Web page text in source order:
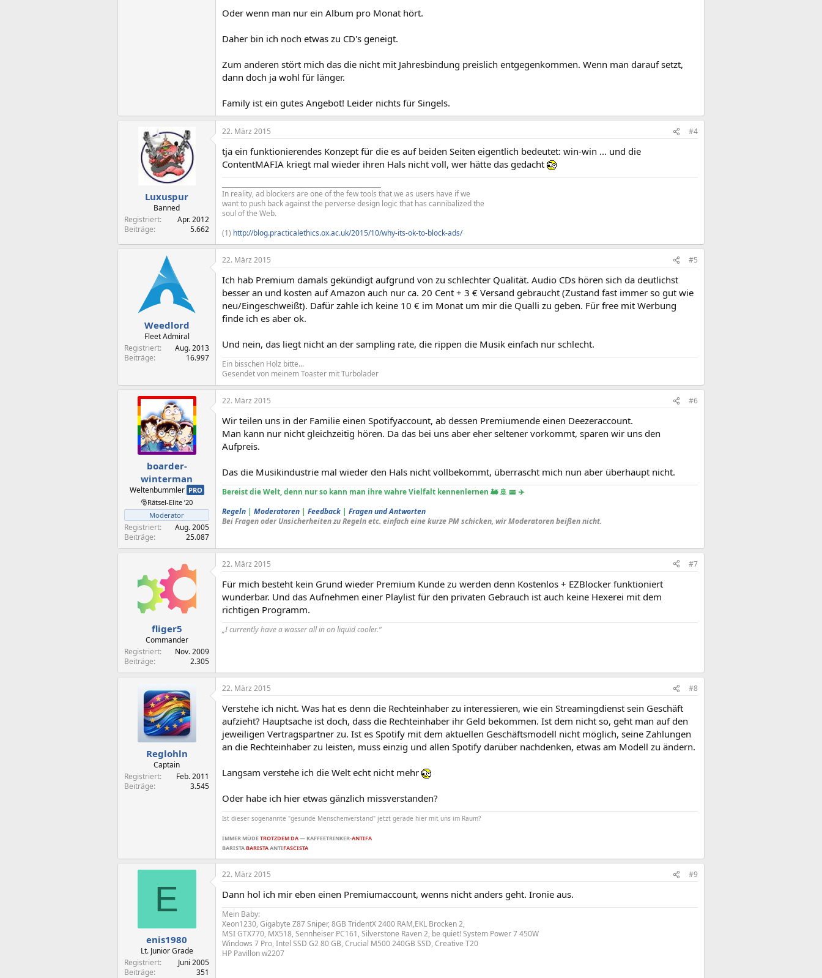
Oder wenn man nur ein Album pro Monat hört.
Daher bin ich noch etwas zu CD's geneigt.
Zum anderen stört mich das die nicht mit Jahresbindung preislich entgegenkommen. Wenn man darauf setzt,
dann doch ja wohl für länger.
Family ist ein gutes Angebot! Leider nichts für Singels.
Luxuspur
Banned
Registriert
Apr. 2012
Beiträge
5.662
22. März 2015 #4
tja ein funktionierendes Konzept für die es auf beiden Seiten eigentlich bedeutet: win-win ... und die
ContentMAFIA kriegt mal wieder ihren Hals nicht voll, wer hätte das gedacht
In reality, ad blockers are one of the few tools that we as users have if we
want to push back against the perverse design logic that has cannibalized the
soul of the Web.
(1) http://blog.practicalethics.ox.ac.uk/2015/10/why-its-ok-to-block-ads/
Weedlord
Fleet Admiral
Registriert
Aug. 2013
Beiträge
16.997
22. März 2015 #5
Ich hab Premium damals gekündigt aufgrund von zu schlechter Qualität. Audio CDs hören sich da deutlichst
besser an und kosten auf Amazon auch nur ca. 20 Cent + 3 € Versand gebraucht (Zustand fast immer so gut wie
neu/Eingeschweißt). Dafür zahle ich keine 10 € im Monat um mir die Qualli zu geben. Für free mit Werbung
finde ich es aber ok.
Und nein, das liegt nicht an der sampling rate, die rippen die Musik einfach nur schlecht.
Ein bisschen Holz bitte...
Gesendet von meinem Toaster mit Turbolader
boarder-
winterman
Weltenbummler PRO
🎅Rätsel-Elite ’20
Moderator
Registriert
Aug. 2005
Beiträge
25.087
22. März 2015 #6
Wir teilen uns in der Familie einen Spotifyaccount, ab dessen Premiumende einen Deezeraccount.
Man kann nur nicht gleichzeitig hören. Da das bei uns aber eher seltener vorkommt, sparen wir uns den
Aufpreis.
Das die Musikindustrie mal wieder den Hals nicht vollbekommt, überrascht mich nun aber überhaupt nicht.
Bereist die Welt, denn nur so kann man ihre wahre Vielfalt kennenlernen 🚂 🚢 🚟 ✈️
Regeln | Moderatoren | Feedback | Fragen und Antworten
Bei Fragen oder Unsicherheiten zu Regeln etc. einfach eine kurze PM schicken, wir Moderatoren beißen nicht.
fliger5
Commander
Registriert
Nov. 2009
Beiträge
2.305
22. März 2015 #7
Für mich besteht kein Grund wieder Premium Kunde zu werden denn Kostenlos + EZBlocker funktioniert
wunderbar. Und das Aufnehmen einer Playlist für den privaten Gebrauch ist auch keine Hexerei mit dem
richtigen Programm.
„I currently have a wasser all in on liquid cooler.“
Reglohln
Captain
Registriert
Feb. 2011
Beiträge
3.545
22. März 2015 #8
Verstehe ich nicht. Was hat es denn die Rechteinhaber zu interessieren, wie ein Streamingdienst sein Geschäft
aufzieht? Hauptsache ist doch, dass die Rechteinhaber ihr Geld bekommen. Ist dem nicht so, geht man auf den
jeweiligen Vertragspartner zu. Ist es Spotify mit dem aktuellen Geschäftsmodell nicht möglich, seine Zahlungen
an die Rechteinhaber zu leisten, muss einzig und allen Spotify darüber nachdenken, etwas am Modell zu ändern.
Langsam verstehe ich die Welt echt nicht mehr
Oder habe ich hier etwas gänzlich missverstanden?
Ist dieser sogenannte "gesunde Menschenverstand" jetzt gerade hier mit uns im Raum?
IMMER MÜDETROTZDEM DA— KAFFEETRINKER-ANTIFA
BARISTABARISTAANTIFASCISTA
E
enis1980
Lt. Junior Grade
Registriert
Juni 2005
Beiträge
351
22. März 2015 #9
Dann hol ich mir eben einen Premiumaccount, wenns nicht anders geht. Ironie aus.
Mein Baby:
Xeon1230, Gigabyte Z87 Sniper, 8GB TridentX 2400 RAM,EKL Brocken 2,
MSI GTX770, MX518, Sennheiser PC161, Silverstone Raven 2, be quiet! System Power 7 450W
Windows 7 Pro, Intel SSD G2 80 GB, Crucial M500 240GB SSD, Creative T20
HP Pavillon w2207